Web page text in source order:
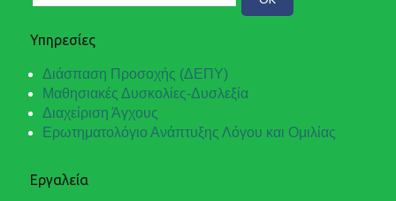
Υπηρεσίες
Διάσπαση Προσοχής (ΔΕΠΥ)
Μαθησιακές Δυσκολίες-Δυσλεξία
Διαχείριση Άγχους
Ερωτηματολόγιο Ανάπτυξης Λόγου και Ομιλίας
Εργαλεία